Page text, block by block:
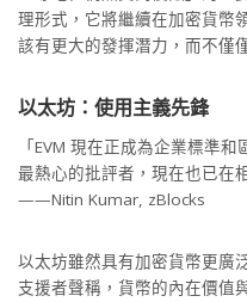
理形式，它將繼續在加密貨幣
該有更大的發揮潛力，而不僅
以太坊：使用主義先鋒
「EVM 現在正成為企業標準
最熱心的批評者，現在也已在
——Nitin Kumar, zBlocks
以太坊雖然具有加密貨幣更廣
支援者聲稱，貨幣的內在價值